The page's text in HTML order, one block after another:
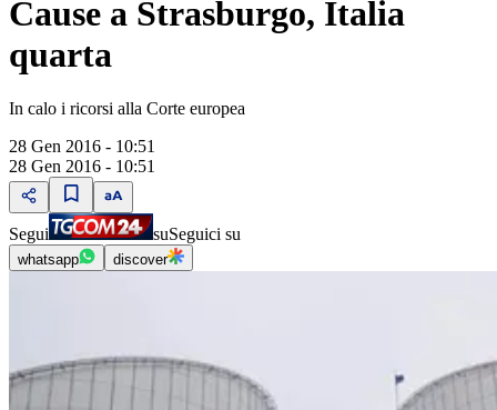
Cause a Strasburgo, Italia
quarta
In calo i ricorsi alla Corte europea
28 Gen 2016 - 10:51
28 Gen 2016 - 10:51
Segui suSeguici su
whatsapp discover